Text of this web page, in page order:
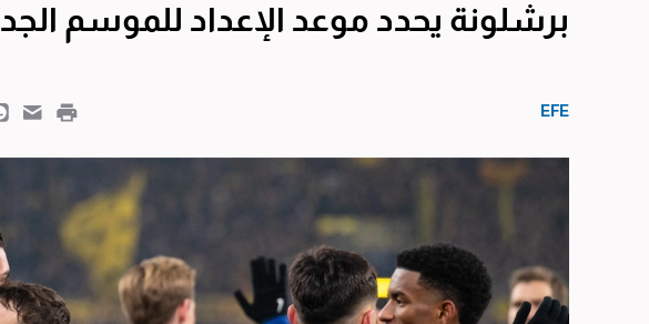
برشلونة يحدد موعد الإعداد للموسم
EFE